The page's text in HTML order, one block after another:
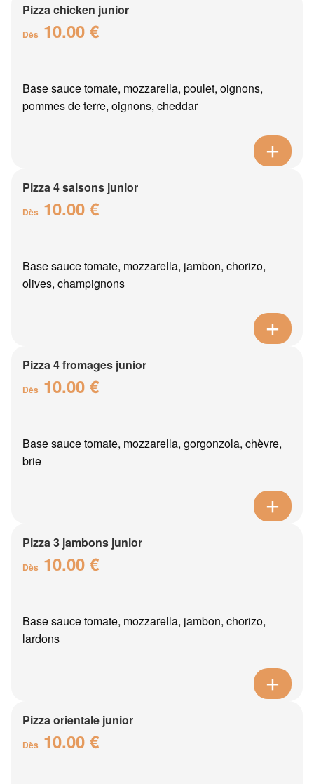
Pizza chicken junior
Dès 10.00 €
Base sauce tomate, mozzarella, poulet, oignons,
pommes de terre, oignons, cheddar
Pizza 4 saisons junior
Dès 10.00 €
Base sauce tomate, mozzarella, jambon, chorizo,
olives, champignons
Pizza 4 fromages junior
Dès 10.00 €
Base sauce tomate, mozzarella, gorgonzola, chèvre,
brie
Pizza 3 jambons junior
Dès 10.00 €
Base sauce tomate, mozzarella, jambon, chorizo,
lardons
Pizza orientale junior
Dès 10.00 €